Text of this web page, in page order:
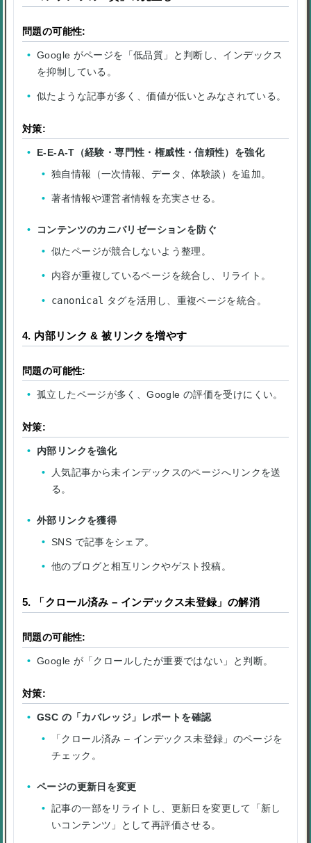
問題の可能性:
Google がページを「低品質」と判断し、インデックス
を抑制している。
似たような記事が多く、価値が低いとみなされている。
対策:
E-E-A-T（経験・専門性・権威性・信頼性）を強化
独自情報（一次情報、データ、体験談）を追加。
著者情報や運営者情報を充実させる。
コンテンツのカニバリゼーションを防ぐ
似たページが競合しないよう整理。
内容が重複しているページを統合し、リライト。
canonical タグを活用し、重複ページを統合。
4. 内部リンク & 被リンクを増やす
問題の可能性:
孤立したページが多く、Google の評価を受けにくい。
対策:
内部リンクを強化
人気記事から未インデックスのページへリンクを送
る。
外部リンクを獲得
SNS で記事をシェア。
他のブログと相互リンクやゲスト投稿。
5. 「クロール済み – インデックス未登録」の解消
問題の可能性:
Google が「クロールしたが重要ではない」と判断。
対策:
GSC の「カバレッジ」レポートを確認
「クロール済み – インデックス未登録」のページを
チェック。
ページの更新日を変更
記事の一部をリライトし、更新日を変更して「新し
いコンテンツ」として再評価させる。